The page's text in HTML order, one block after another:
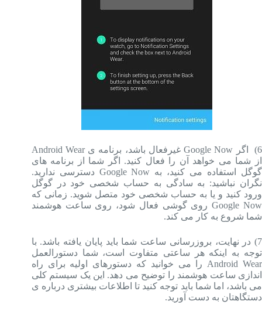
6) اگر Google Now غیرفعال باشد، برنامه ی Android Wear
از شما می خواهد آن را فعال کنید. اگر شما از برنامه های
گوگل استفاده می کنید، به Google Now دسترسی ندارید.
نگران نباشید: به سادگی به حساب شخصی خود در گوگل
ورود کنید و یا به حساب شخصی خود متصل شوید. زمانی که
Google Now روی گوشی فعال شود، روی ساعت هوشمند
شما شروع به کار می کند.
7) در نهایت، بروزرسانی ساعت شما باید پایان یافته باشد. با
توجه به اینکه هر ساعتی متفاوت است، شما دستورالعمل
Android Wear را می خوانید که دستورهای اولیه برای راه
اندازی ساعت هوشمند را توضیح می دهد. این یک سیستم کلی
می باشد، اما شما باید توجه کنید تا اطلاعات بیشتری درباره ی
دستگاهتان به دست آورید.